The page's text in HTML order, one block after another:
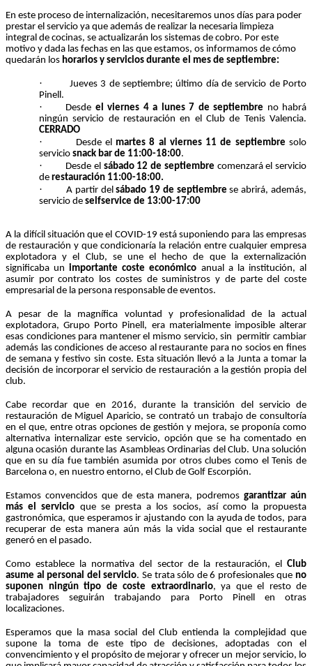
En este proceso de internalización, necesitaremos unos días para poder
prestar el servicio ya que además de realizar la necesaria limpieza
integral de cocinas, se actualizarán los sistemas de cobro. Por este
motivo y dada las fechas en las que estamos, os informamos de cómo
quedarán los horarios y servicios durante el mes de septiembre:
· Jueves 3 de septiembre; último día de servicio de Porto
Pinell.
· Desde el viernes 4 a lunes 7 de septiembre no habrá
ningún servicio de restauración en el Club de Tenis Valencia.
CERRADO
· Desde el martes 8 al viernes 11 de septiembre solo
servicio snack bar de 11:00-18:00.
· Desde el sábado 12 de septiembre comenzará el servicio
de restauración 11:00-18:00.
· A partir delsábado 19 de septiembre se abrirá, además,
servicio de selfservice de 13:00-17:00
A la difícil situación que el COVID-19 está suponiendo para las empresas
de restauración y que condicionaría la relación entre cualquier empresa
explotadora y el Club, se une el hecho de que la externalización
significaba un importante coste económico anual a la institución, al
asumir por contrato los costes de suministros y de parte del coste
empresarial de la persona responsable de eventos.
A pesar de la magnífica voluntad y profesionalidad de la actual
explotadora, Grupo Porto Pinell, era materialmente imposible alterar
esas condiciones para mantener el mismo servicio, sin permitir cambiar
además las condiciones de acceso al restaurante para no socios en fines
de semana y festivo sin coste. Esta situación llevó a la Junta a tomar la
decisión de incorporar el servicio de restauración a la gestión propia del
club.
Cabe recordar que en 2016, durante la transición del servicio de
restauración de Miguel Aparicio, se contrató un trabajo de consultoría
en el que, entre otras opciones de gestión y mejora, se proponía como
alternativa internalizar este servicio, opción que se ha comentado en
alguna ocasión durante las Asambleas Ordinarias del Club. Una solución
que en su día fue también asumida por otros clubes como el Tenis de
Barcelona o, en nuestro entorno, el Club de Golf Escorpión.
Estamos convencidos que de esta manera, podremos garantizar aún
más el servicio que se presta a los socios, así como la propuesta
gastronómica, que esperamos ir ajustando con la ayuda de todos, para
recuperar de esta manera aún más la vida social que el restaurante
generó en el pasado.
Como establece la normativa del sector de la restauración, el Club
asume al personal del servicio. Se trata sólo de6 profesionales queno
suponen ningún tipo de coste extraordinario, ya que el resto de
trabajadores seguirán trabajando para Porto Pinell en otras
localizaciones.
Esperamos que la masa social del Club entienda la complejidad que
supone la toma de este tipo de decisiones, adoptadas con el
convencimiento y el propósito de mejorar y ofrecer un mejor servicio, lo